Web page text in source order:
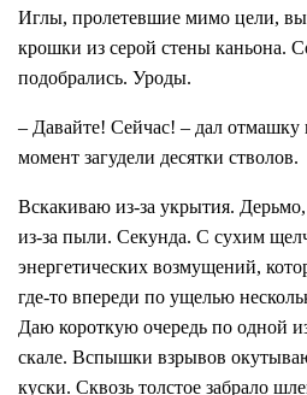
Иглы, пролетевшие мимо цели,
крошки из серой стены каньона.
подобрались. Уроды.
– Давайте! Сейчас! – дал отмашку
момент загудели десятки стволов.
Вскакиваю из-за укрытия.
из-за пыли. Секунда. С сухим
энергетических возмущений,
где-то впереди по ущелью
Даю короткую очередь по одной
скале. Вспышки взрывов
куски. Сквозь толстое забрало